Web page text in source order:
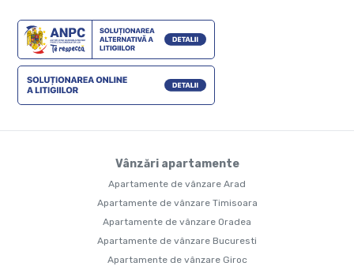
Vânzări apartamente
Apartamente de vânzare Arad
Apartamente de vânzare Timisoara
Apartamente de vânzare Oradea
Apartamente de vânzare Bucuresti
Apartamente de vânzare Giroc